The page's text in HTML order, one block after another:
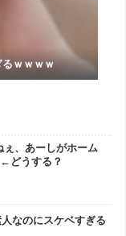
るｗｗｗｗ
ぇ、あーしがホーム
どうする？
なのにスケベすぎる